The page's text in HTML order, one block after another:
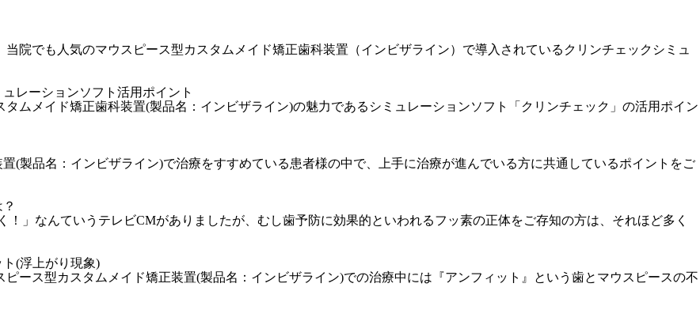
院でも人気のマウスピース型カスタムメイド矯正歯科装置（インビザライン）で導入されているクリンチェックシミュ
レーションソフト活用ポイント
ムメイド矯正歯科装置(製品名：インビザライン)の魅力であるシミュレーションソフト「クリンチェック」の活用ポイン
(製品名：インビザライン)で治療をすすめている患者様の中で、上手に治療が進んでいる方に共通しているポイントをご
」なんていうテレビCMがありましたが、むし歯予防に効果的といわれるフッ素の正体をご存知の方は、それほど多く
ト(浮上がり現象)
ース型カスタムメイド矯正装置(製品名：インビザライン)での治療中には『アンフィット』という歯とマウスピースの不